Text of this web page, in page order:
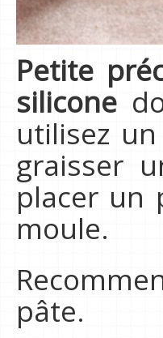
Petite
silicone
utilisez
graisser
placer un
moule.
pâte.